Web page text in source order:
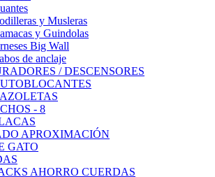
y Musleras
y Guindolas
Big Wall
de anclaje
/ DESCENSORES
- 8
APROXIMACIÓN
GATO
AHORRO CUERDAS